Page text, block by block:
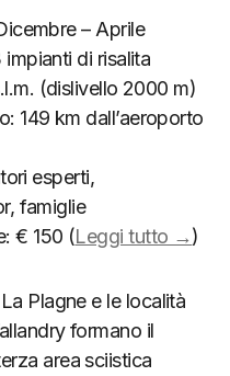
– Aprile
di risalita
(dislivello 2000 m)
149 km dall’aeroporto
esperti,
famiglie
€ 150 (Leggi tutto →)
Plagne e le località
formano il
area sciistica